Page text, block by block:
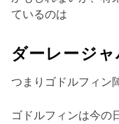
ているのは
ダーレージャ
つまりゴドルフィン
ゴドルフィンは今の